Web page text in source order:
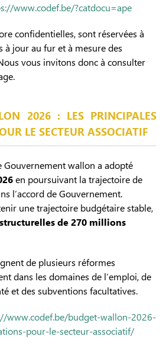
www.codef.be/?catdocu=ape
confidentielles, sont réservées à
à jour au fur et à mesure des
vous invitons donc à consulter
2026 : LES PRINCIPALES
LE SECTEUR ASSOCIATIF
Gouvernement wallon a adopté
en poursuivant la trajectoire de
l’accord de Gouvernement.
une trajectoire budgétaire stable,
de 270 millions
de plusieurs réformes
dans les domaines de l’emploi, de
et des subventions facultatives.
www.codef.be/budget-wallon-2026-
pour-le-secteur-associatif/